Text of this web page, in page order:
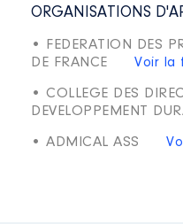
ORGANISATIONS
• FEDERATION DES
DE FRANCE
Voir la
• COLLEGE DES
DEVELOPPEMENT
• ADMICAL ASS